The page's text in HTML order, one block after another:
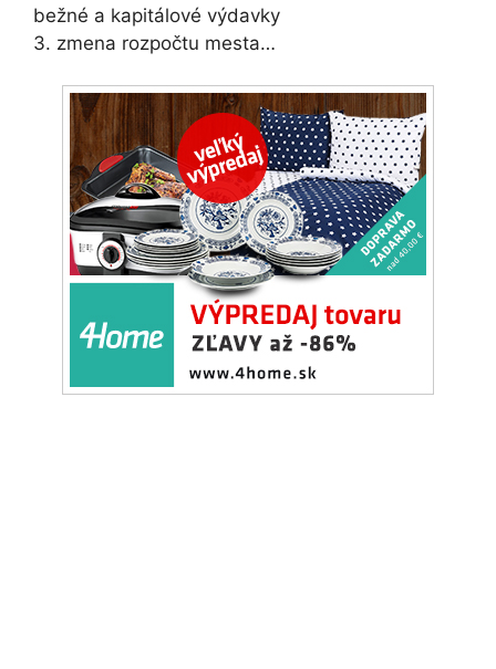
bežné a kapitálové výdavky
3. zmena rozpočtu mesta…